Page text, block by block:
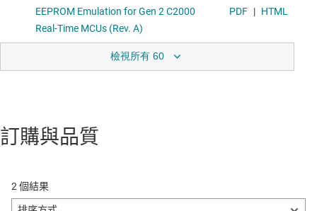
檢視所有 60
訂購與品質